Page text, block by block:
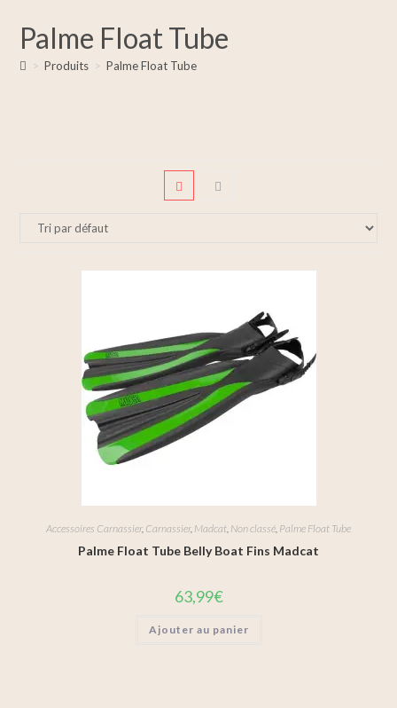
Palme Float Tube
> Produits > Palme Float Tube
Accessoires Carnassier, Carnassier, Madcat, Non classé, Palme Float Tube
Palme Float Tube Belly Boat Fins Madcat
63,99€
Ajouter au panier